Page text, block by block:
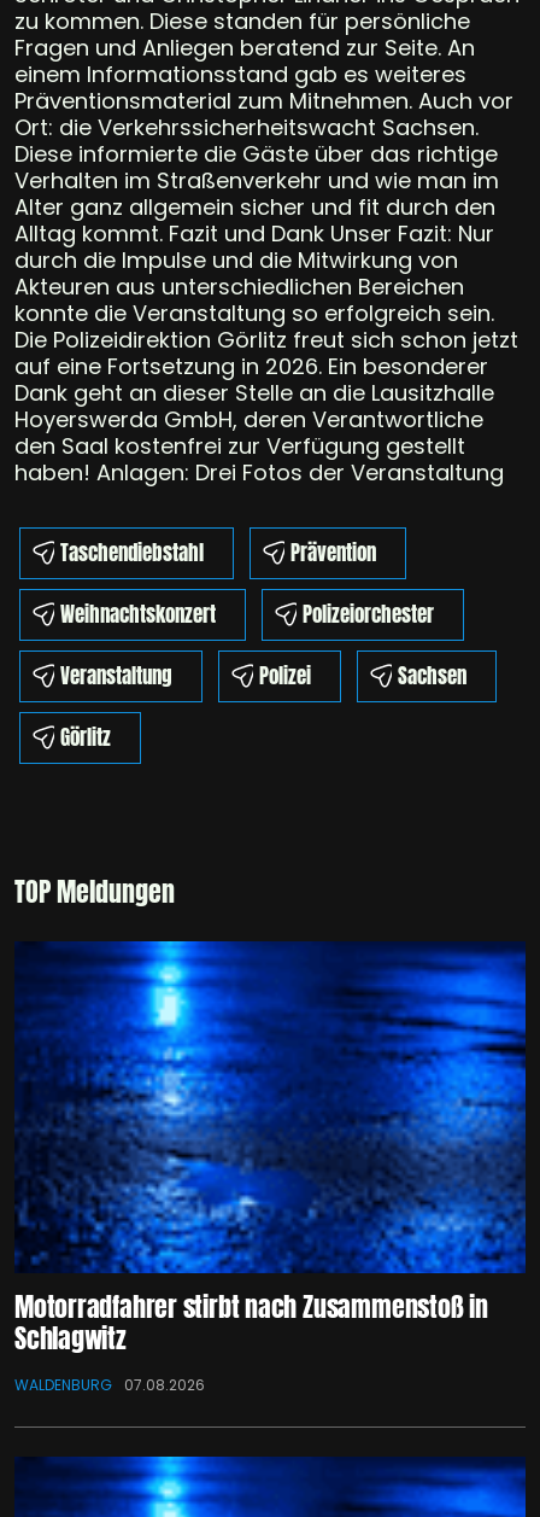
zu kommen. Diese standen für persönliche
Fragen und Anliegen beratend zur Seite. An
einem Informationsstand gab es weiteres
Präventionsmaterial zum Mitnehmen. Auch vor
Ort: die Verkehrssicherheitswacht Sachsen.
Diese informierte die Gäste über das richtige
Verhalten im Straßenverkehr und wie man im
Alter ganz allgemein sicher und fit durch den
Alltag kommt. Fazit und Dank Unser Fazit: Nur
durch die Impulse und die Mitwirkung von
Akteuren aus unterschiedlichen Bereichen
konnte die Veranstaltung so erfolgreich sein.
Die Polizeidirektion Görlitz freut sich schon jetzt
auf eine Fortsetzung in 2026. Ein besonderer
Dank geht an dieser Stelle an die Lausitzhalle
Hoyerswerda GmbH, deren Verantwortliche
den Saal kostenfrei zur Verfügung gestellt
haben! Anlagen: Drei Fotos der Veranstaltung
Taschendiebstahl
Prävention
Weihnachtskonzert
Polizeiorchester
Veranstaltung
Polizei
Sachsen
Görlitz
TOP Meldungen
Motorradfahrer stirbt nach Zusammenstoß in
Schlagwitz
WALDENBURG 07.08.2026